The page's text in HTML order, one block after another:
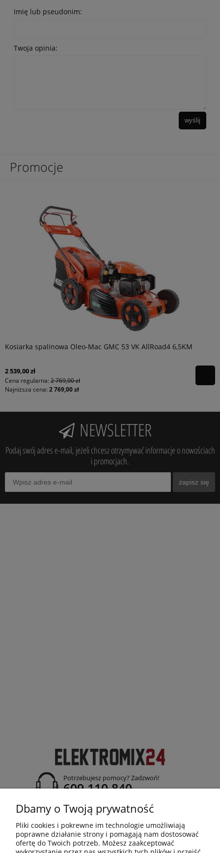
Imię lub pseudonim:
Twoja opinia:
wyślij
Promocje
Kosiarka spalinowa Oleo-Mac GMC 53 VK AllRoad4 6,5KM
2 539,00 zł
Cena regularna: 2 769,00 zł
Najniższa cena: 2 769,00 zł
NEWSLETTER
Podaj swój adres e-mail, jeżeli chcesz otrzymywać informacje o nowościach
i promocjach.
zapisz się
Potrzebujesz pomocy? Zadzwoń!
609 110 840
adres:
ul. Jasielska 26; 38-120 Czudec
Dbamy o Twoją prywatność
Pliki cookies i pokrewne im technologie umożliwiają
poprawne działanie strony i pomagają nam dostosować
ofertę do Twoich potrzeb. Możesz zaakceptować